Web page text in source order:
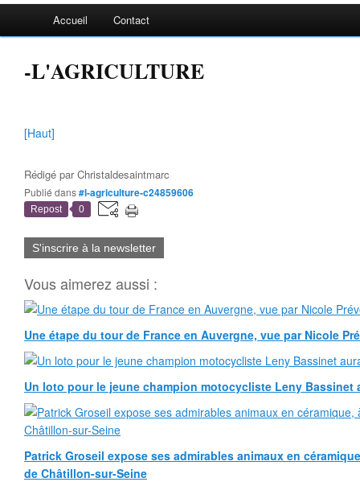
Accueil Contact
-L'AGRICULTURE
[Haut]
Rédigé parChristaldesaintmarc
Publié dans#l-agriculture-c24859606
Repost 0
S'inscrire à la newsletter
Vous aimerez aussi :
Une étape du tour de France en Auvergne, vue par Nicole
Un loto pour le jeune champion motocycliste Leny Bassinet
Patrick Groseil expose ses admirables animaux en
de Châtillon-sur-Seine